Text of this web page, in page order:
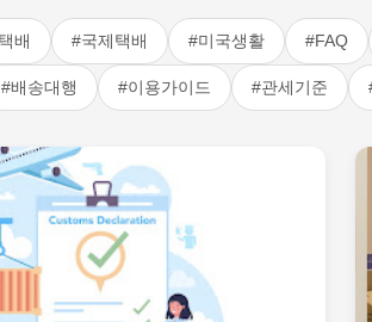
배 #국제택배 #미국생활 #FAQ
#배송대행 #이용가이드 #관세기준